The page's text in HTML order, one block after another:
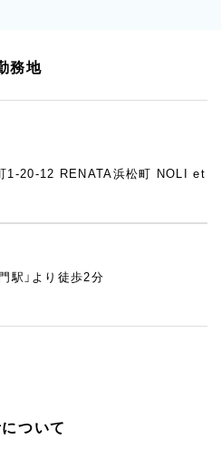
務地
1-20-12 RENATA浜松町 NOLI et
駅」より徒歩2分
ついて